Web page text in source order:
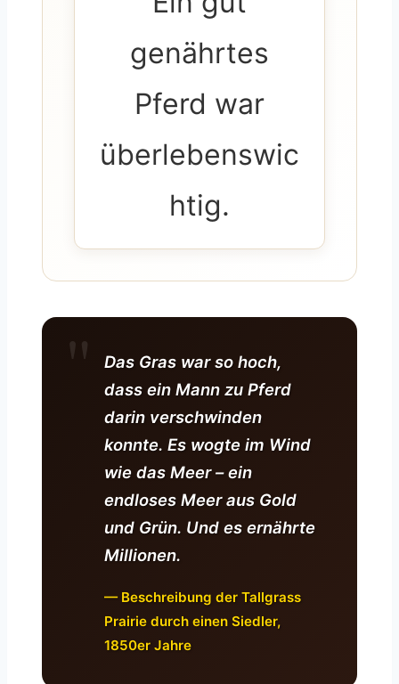
genährtes
Pferd war
überlebenswic
htig.
Das Gras war so hoch,
dass ein Mann zu Pferd
darin verschwinden
konnte. Es wogte im Wind
wie das Meer – ein
endloses Meer aus Gold
und Grün. Und es ernährte
Millionen.
— Beschreibung der Tallgrass
Prairie durch einen Siedler,
1850er Jahre